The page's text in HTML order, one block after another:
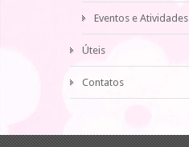
Eventos e Atividades
Úteis
Contatos